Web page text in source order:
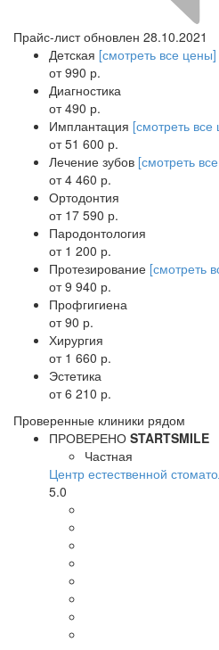
Прайс-лист обновлен 28.10.2021
Детская [смотреть все цены]
от 990 р.
Диагностика
от 490 р.
Имплантация [смотреть все
от 51 600 р.
Лечение зубов [смотреть
от 4 460 р.
Ортодонтия
от 17 590 р.
Пародонтология
от 1 200 р.
Протезирование [смотреть
от 9 940 р.
Профгигиена
от 90 р.
Хирургия
от 1 660 р.
Эстетика
от 6 210 р.
Проверенные клиники рядом
ПРОВЕРЕНО STARTSMILE
Частная
Центр естественной
5.0